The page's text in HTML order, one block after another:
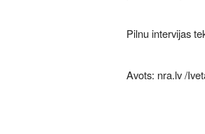
Pilnu intervijas
Avots: nra.lv/